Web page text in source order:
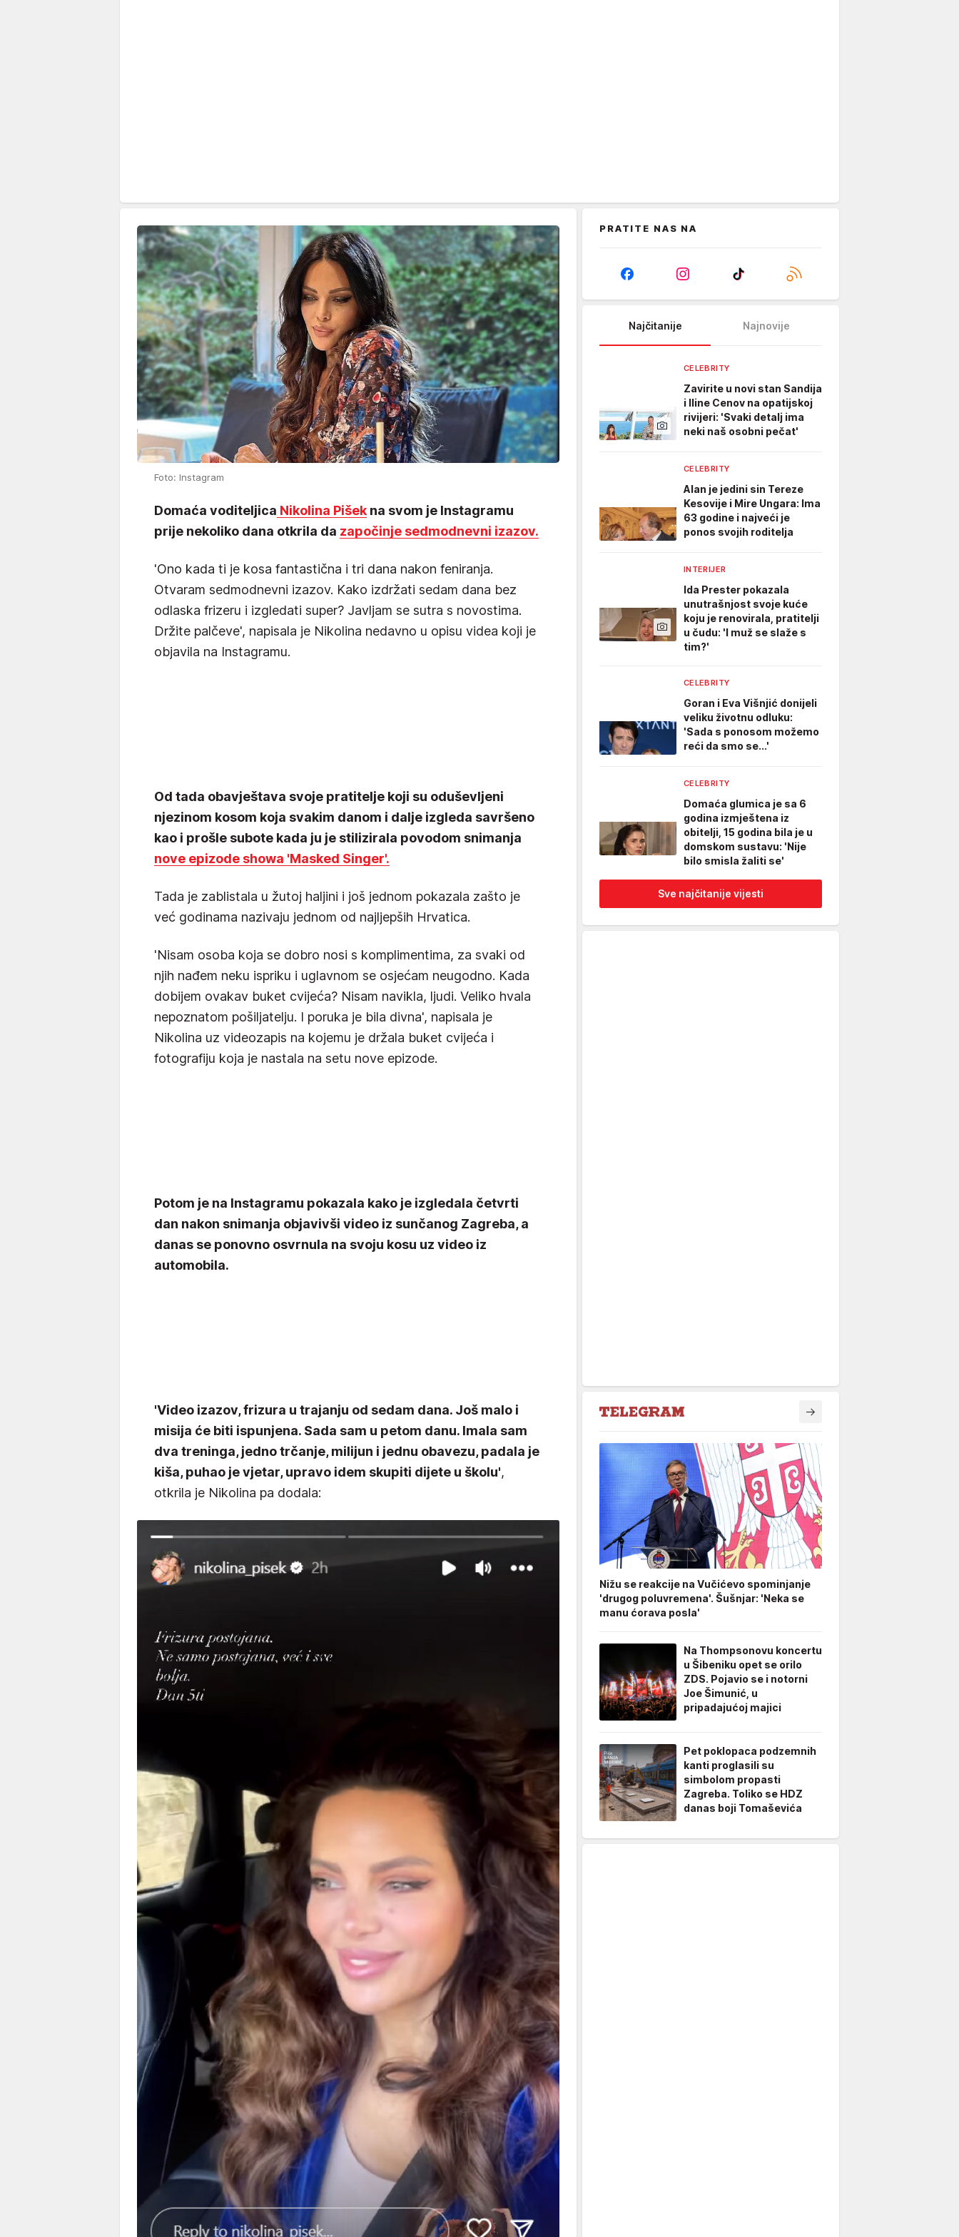
Foto: Instagram
Domaća voditeljica Nikolina Pišek na svom je Instagramu
prije nekoliko dana otkrila da započinje sedmodnevni izazov.
'Ono kada ti je kosa fantastična i tri dana nakon feniranja.
Otvaram sedmodnevni izazov. Kako izdržati sedam dana bez
odlaska frizeru i izgledati super? Javljam se sutra s novostima.
Držite palčeve', napisala je Nikolina nedavno u opisu videa koji je
objavila na Instagramu.
Od tada obavještava svoje pratitelje koji su oduševljeni
njezinom kosom koja svakim danom i dalje izgleda savršeno
kao i prošle subote kada ju je stilizirala povodom snimanja
nove epizode showa 'Masked Singer'.
Tada je zablistala u žutoj haljini i još jednom pokazala zašto je
već godinama nazivaju jednom od najljepših Hrvatica.
'Nisam osoba koja se dobro nosi s komplimentima, za svaki od
njih nađem neku ispriku i uglavnom se osjećam neugodno. Kada
dobijem ovakav buket cvijeća? Nisam navikla, ljudi. Veliko hvala
nepoznatom pošiljatelju. I poruka je bila divna', napisala je
Nikolina uz videozapis na kojemu je držala buket cvijeća i
fotografiju koja je nastala na setu nove epizode.
Potom je na Instagramu pokazala kako je izgledala četvrti
dan nakon snimanja objavivši video iz sunčanog Zagreba, a
danas se ponovno osvrnula na svoju kosu uz video iz
automobila.
'Video izazov, frizura u trajanju od sedam dana. Još malo i
misija će biti ispunjena. Sada sam u petom danu. Imala sam
dva treninga, jedno trčanje, milijun i jednu obavezu, padala je
kiša, puhao je vjetar, upravo idem skupiti dijete u školu',
otkrila je Nikolina pa dodala:
PRATITE NAS NA
Najčitanije Najnovije
CELEBRITY
Zavirite u novi stan Sandija
i Iline Cenov na opatijskoj
rivijeri: 'Svaki detalj ima
neki naš osobni pečat'
CELEBRITY
Alan je jedini sin Tereze
Kesovije i Mire Ungara: Ima
63 godine i najveći je
ponos svojih roditelja
INTERIJER
Ida Prester pokazala
unutrašnjost svoje kuće
koju je renovirala, pratitelji
u čudu: 'I muž se slaže s
tim?'
CELEBRITY
Goran i Eva Višnjić donijeli
veliku životnu odluku:
'Sada s ponosom možemo
reći da smo se...'
CELEBRITY
Domaća glumica je sa 6
godina izmještena iz
obitelji, 15 godina bila je u
domskom sustavu: 'Nije
bilo smisla žaliti se'
Sve najčitanije vijesti
Nižu se reakcije na Vučićevo spominjanje
'drugog poluvremena'. Šušnjar: 'Neka se
manu ćorava posla'
Na Thompsonovu koncertu
u Šibeniku opet se orilo
ZDS. Pojavio se i notorni
Joe Šimunić, u
pripadajućoj majici
Pet poklopaca podzemnih
kanti proglasili su
simbolom propasti
Zagreba. Toliko se HDZ
danas boji Tomaševića